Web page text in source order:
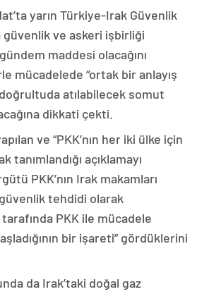
yarın Türkiye-Irak Güvenlik
güvenlik ve askeri işbirliği
maddesi olacağını
mücadelede “ortak bir anlayış
atılabilecek somut
dikkati çekti.
ve “PKK’nın her iki ülke için
açıklamayı
PKK’nın Irak makamları
tehdidi olarak
tarafında PKK ile mücadele
bir işareti” gördüklerini
da Irak’taki doğal gaz